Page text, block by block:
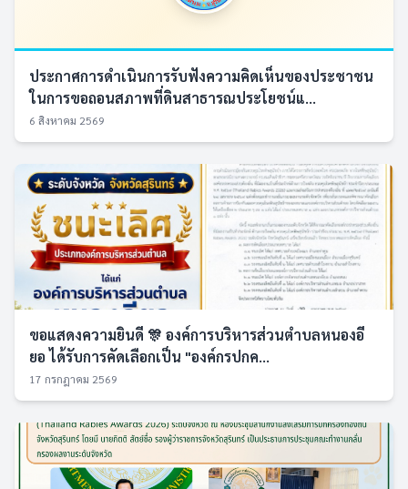
ประกาศการดำเนินการรับฟังความคิดเห็นของประชาชน
ในการขอถอนสภาพที่ดินสาธารณประโยชน์แ...
6 สิงหาคม 2569
ขอแสดงความยินดี 🎊 องค์การบริหารส่วนตำบลหนองอี
ยอ ได้รับการคัดเลือกเป็น "องค์กรปกค...
17 กรกฎาคม 2569